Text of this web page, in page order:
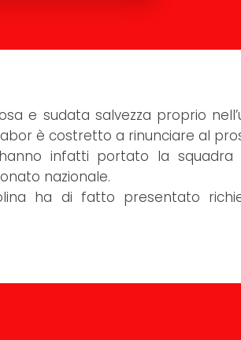
e sudata salvezza proprio
è costretto a rinunciare al
infatti portato la squadra
nazionale.
ha di fatto presentato